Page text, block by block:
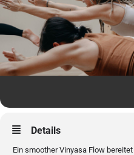
Details
Ein smoother Vinyasa Flow